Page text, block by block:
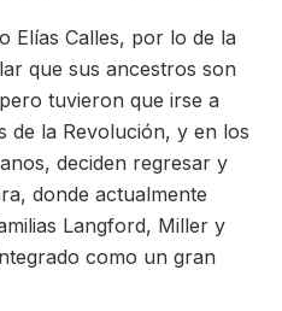
Elías Calles, por lo de la
que sus ancestros son
tuvieron que irse a
de la Revolución, y en los
deciden regresar y
donde actualmente
Langford, Miller y
como un gran